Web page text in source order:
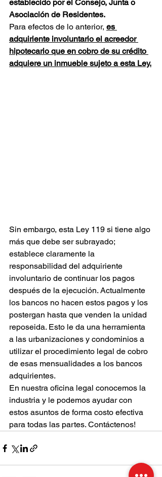
establecido por el Consejo, Junta o
Asociación de Residentes.
Para efectos de lo anterior, es
adquiriente involuntario el acreedor
hipotecario que en cobro de su crédito
adquiere un inmueble sujeto a esta Ley.
Sin embargo, esta Ley 119 si tiene algo
más que debe ser subrayado;
establece claramente la
responsabilidad del adquiriente
involuntario de continuar los pagos
después de la ejecución. Actualmente
los bancos no hacen estos pagos y los
postergan hasta que venden la unidad
reposeida. Esto le da una herramienta
a las urbanizaciones y condominios a
utilizar el procedimiento legal de cobro
de esas mensualidades a los bancos
adquirientes.
En nuestra oficina legal conocemos la
industria y le podemos ayudar con
estos asuntos de forma costo efectiva
para todas las partes. Contáctenos!